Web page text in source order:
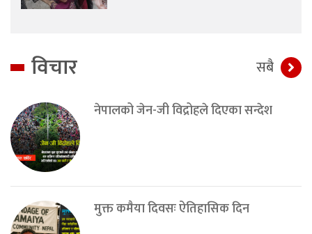
विचार सबै
नेपालको जेन-जी विद्रोहले दिएका सन्देश
मुक्त कमैया दिवसः ऐतिहासिक दिन